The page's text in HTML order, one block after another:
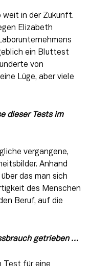
weit in der Zukunft.
Elizabeth
ein Bluttest
von
Lüge, aber viele
dieser Tests im
vergangene,
Anhand
das man sich
des Menschen
Beruf, auf die
getrieben …
Test für eine